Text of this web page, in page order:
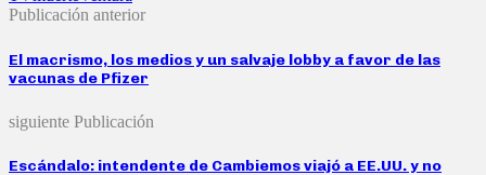
Publicación anterior
El macrismo, los medios y un salvaje lobby a favor de las
vacunas de Pfizer
siguiente Publicación
Escándalo: intendente de Cambiemos viajó a EE.UU. y no